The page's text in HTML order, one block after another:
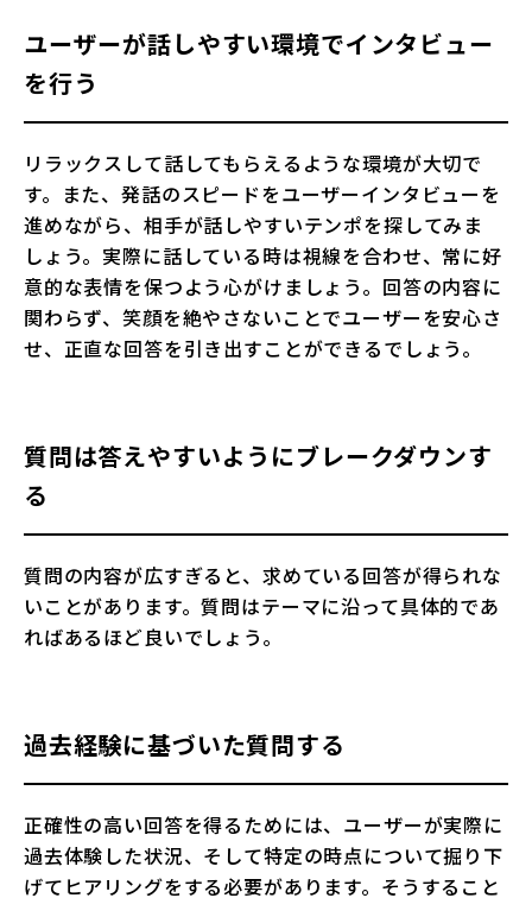
ユーザーが話しやすい環境でインタビュー
を行う
リラックスして話してもらえるような環境が大切で
す。また、発話のスピードをユーザーインタビューを
進めながら、相手が話しやすいテンポを探してみま
しょう。実際に話している時は視線を合わせ、常に好
意的な表情を保つよう心がけましょう。回答の内容に
関わらず、笑顔を絶やさないことでユーザーを安心さ
せ、正直な回答を引き出すことができるでしょう。
質問は答えやすいようにブレークダウンす
る
質問の内容が広すぎると、求めている回答が得られな
いことがあります。質問はテーマに沿って具体的であ
ればあるほど良いでしょう。
過去経験に基づいた質問する
正確性の高い回答を得るためには、ユーザーが実際に
過去体験した状況、そして特定の時点について掘り下
げてヒアリングをする必要があります。そうすること